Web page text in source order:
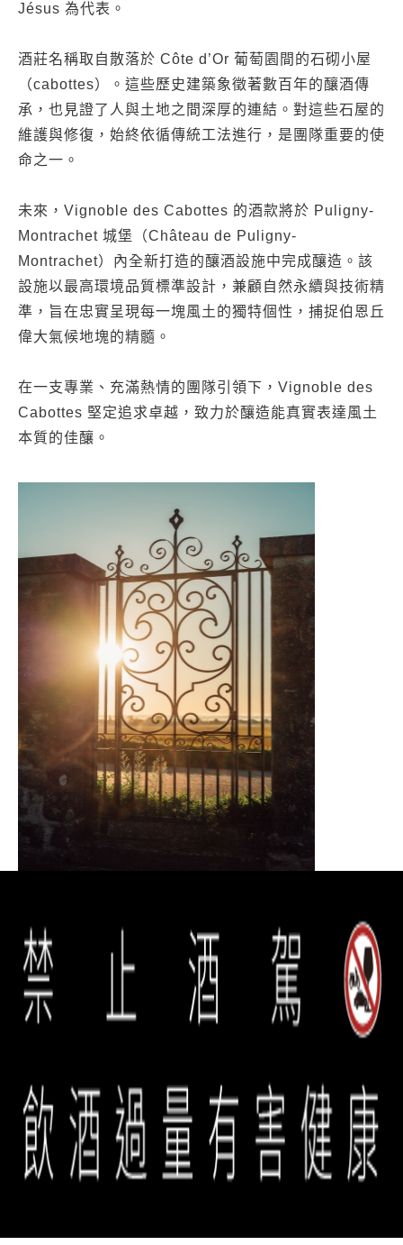
Jésus 為代表。
酒莊名稱取自散落於 Côte d’Or 葡萄園間的石砌小屋
（cabottes）。這些歷史建築象徵著數百年的釀酒傳
承，也見證了人與土地之間深厚的連結。對這些石屋的
維護與修復，始終依循傳統工法進行，是團隊重要的使
命之一。
未來，Vignoble des Cabottes 的酒款將於 Puligny-
Montrachet 城堡（Château de Puligny-
Montrachet）內全新打造的釀酒設施中完成釀造。該
設施以最高環境品質標準設計，兼顧自然永續與技術精
準，旨在忠實呈現每一塊風土的獨特個性，捕捉伯恩丘
偉大氣候地塊的精髓。
在一支專業、充滿熱情的團隊引領下，Vignoble des
Cabottes 堅定追求卓越，致力於釀造能真實表達風土
本質的佳釀。